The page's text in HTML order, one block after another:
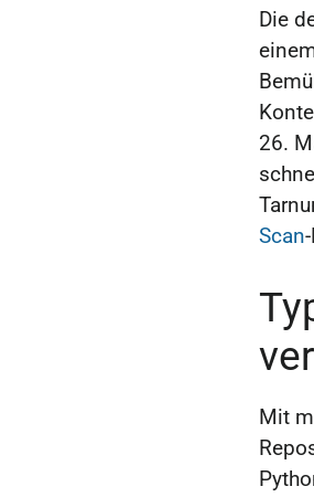
Die
26.
Scan
Mit